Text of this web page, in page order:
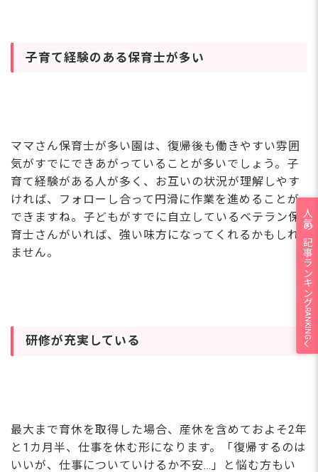
子育て経験のある保育士が多い
ママさん保育士が多い園は、復帰後も働きやすい雰囲
気がすでにできあがっていることが多いでしょう。子
育て経験がある人が多く、お互いの状況が理解しやす
ければ、フォローし合って円滑に作業を進めることが
できますね。子どもがすでに自立しているベテラン保
育士さんがいれば、強い味方になってくれるかもしれ
ません。
研修が充実している
最大まで育休を取得した場合、産休を含めておよそ2年
と1カ月半、仕事を休む形になります。「復帰するのは
いいが、仕事についていけるか不安…」と悩む方もい
人気の記事ランキング
RANKING